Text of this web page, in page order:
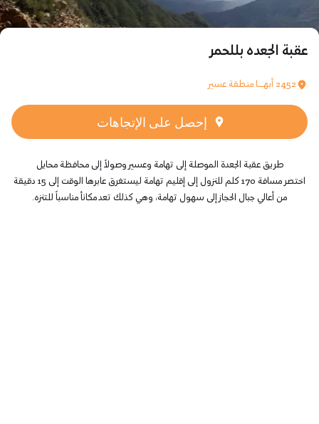
عقبة الجعده بللحمر
2452 أبهــــا منطقة عسير
إحصل على الإتجاهات
طريق عقبة الجعدة الموصلة إلى تهامة وعسير وصولاً إلى محافظة محايل
اختصر مسافة 170 كلم للنزول إلى إقليم تهامة ليستغرق عابرها الوقت إلى 15 دقيقة
من أعالي جبال الحجاز إلى سهول تهامة، وهي كذلك تعد مكانأ مناسباً للتنزه.